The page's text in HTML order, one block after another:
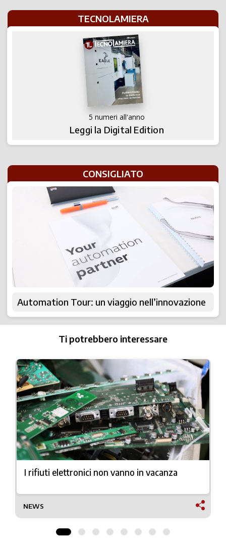
TECNOLAMIERA
5 numeri all'anno
Leggi la Digital Edition
CONSIGLIATO
Automation Tour: un viaggio nell’innovazione
Ti potrebbero interessare
I rifiuti elettronici non vanno in vacanza
NEWS